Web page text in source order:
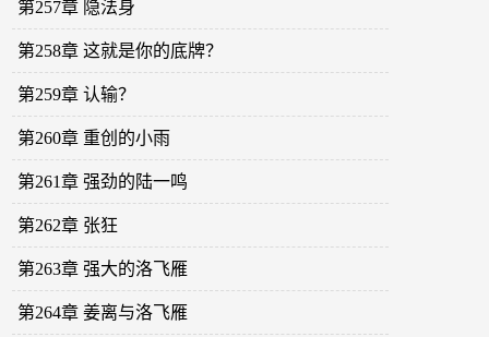
第257章 隐法身
第258章 这就是你的底牌？
第259章 认输？
第260章 重创的小雨
第261章 强劲的陆一鸣
第262章 张狂
第263章 强大的洛飞雁
第264章 姜离与洛飞雁